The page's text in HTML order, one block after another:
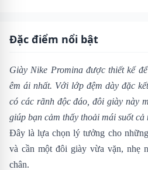
Đặc điểm nổi bật
Giày Nike Promina được thiết kế
êm ái nhất. Với lớp đệm dày đặc
có các rãnh độc đáo, đôi giày này
giúp bạn cảm thấy thoải mái suốt cả
Đây là lựa chọn lý tưởng cho
và cần một đôi giày vừa vặn, nhẹ
chân.